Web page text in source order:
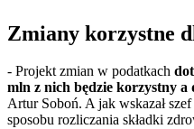
Zmiany korzystne
- Projekt zmian w podatkach
mln z nich będzie korzystny
Artur Soboń. A jak wskazał
sposobu rozliczania składki